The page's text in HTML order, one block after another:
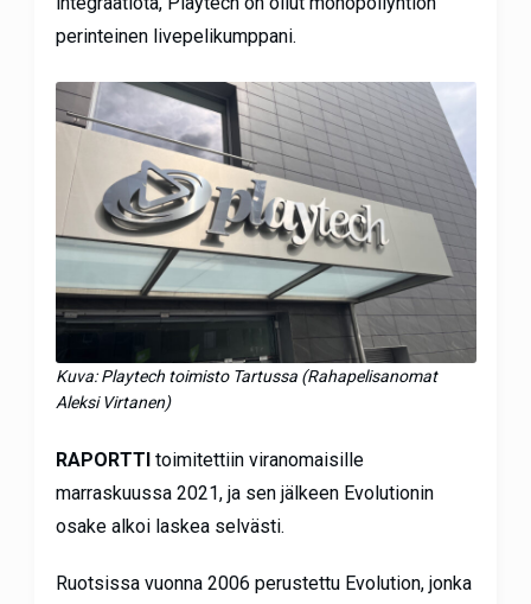
perinteinen livepelikumppani.
Kuva: Playtech toimisto Tartussa (Rahapelisanomat
Aleksi Virtanen)
RAPORTTItoimitettiin viranomaisille
marraskuussa 2021, ja sen jälkeen Evolutionin
osake alkoi laskea selvästi.
Ruotsissa vuonna 2006 perustettu Evolution, jonka